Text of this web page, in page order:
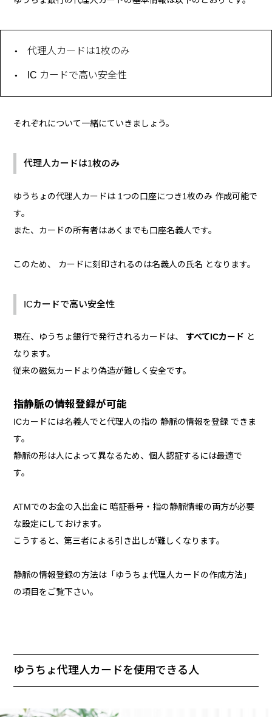
代理人カードは1枚のみ
IC カードで高い安全性
それぞれについて一緒にていきましょう。
代理人カードは1枚のみ
ゆうちょの代理人カードは 1つの口座につき1枚のみ 作成可能で
す。
また、カードの所有者はあくまでも口座名義人です。
このため、 カードに刻印されるのは名義人の氏名 となります。
ICカードで高い安全性
現在、ゆうちょ銀行で発行されるカードは、 すべてICカード と
なります。
従来の磁気カードより偽造が難しく安全です。
指静脈の情報登録が可能
ICカードには名義人でと代理人の指の 静脈の情報を登録 できま
す。
静脈の形は人によって異なるため、個人認証するには最適で
す。
ATMでのお金の入出金に 暗証番号・指の静脈情報の両方が必要
な設定にしておけます。
こうすると、第三者による引き出しが難しくなります。
静脈の情報登録の方法は「ゆうちょ代理人カードの作成方法」
の項目をご覧下さい。
ゆうちょ代理人カードを使用できる人